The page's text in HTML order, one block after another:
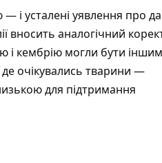
— і усталені уявлення про
вносить аналогічний
і кембрію могли бути
очікувались тварини —
для підтримання